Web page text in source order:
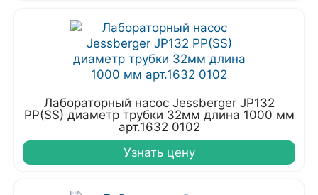
Лабораторный насос Jessberger JP132
PP(SS) диаметр трубки 32мм длина 1000 мм
арт.1632 0102
Узнать цену